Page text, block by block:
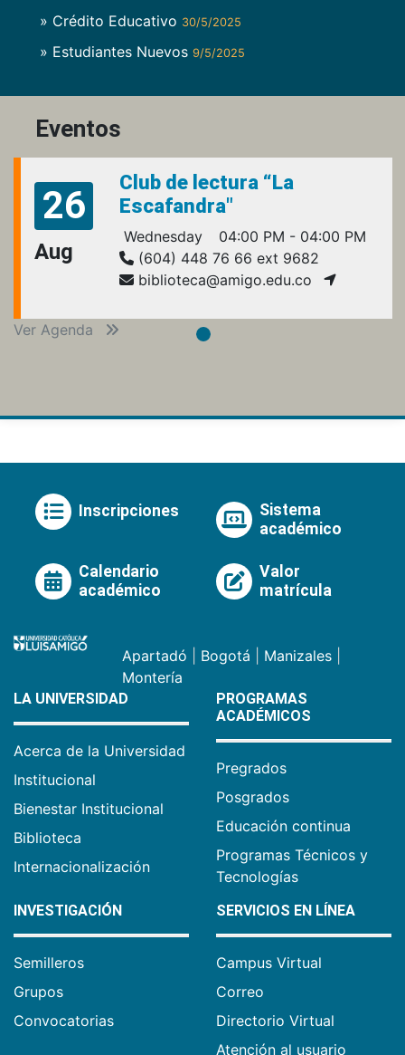
» Crédito Educativo 30/5/2025
» Estudiantes Nuevos 9/5/2025
Eventos
26
Aug
Club de lectura “La
Escafandra"
Wednesday
04:00 PM - 04:00 PM
(604) 448 76 66 ext 9682
biblioteca@amigo.edu.co
Ver Agenda
Inscripciones
Sistema
académico
Calendario
académico
Valor
matrícula
Apartadó Bogotá Manizales
Montería
LA UNIVERSIDAD
Acerca de la Universidad
Institucional
Bienestar Institucional
Biblioteca
Internacionalización
PROGRAMAS
ACADÉMICOS
Pregrados
Posgrados
Educación continua
Programas Técnicos y
Tecnologías
INVESTIGACIÓN
Semilleros
Grupos
Convocatorias
SERVICIOS EN LÍNEA
Campus Virtual
Correo
Directorio Virtual
Atención al usuario